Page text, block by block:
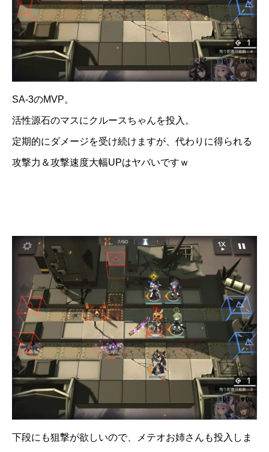
SA-3のMVP。
活性源石のマスにクルースちゃんを投入。
定期的にダメージを受け続けますが、代わりに得られる
攻撃力＆攻撃速度大幅UPはヤバいですｗ
下段にも狙撃が欲しいので、メテオお姉さんも投入しま